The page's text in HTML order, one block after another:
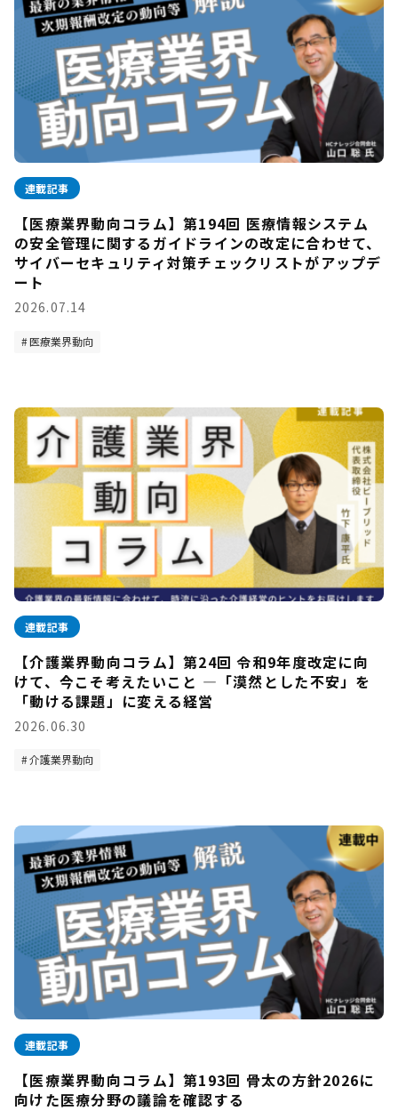
連載記事
【医療業界動向コラム】第194回 医療情報システム
の安全管理に関するガイドラインの改定に合わせて、
サイバーセキュリティ対策チェックリストがアップデ
ート
2026.07.14
医療業界動向
連載記事
【介護業界動向コラム】第24回 令和9年度改定に向
けて、今こそ考えたいこと —「漠然とした不安」を
「動ける課題」に変える経営
2026.06.30
介護業界動向
連載記事
【医療業界動向コラム】第193回 骨太の方針2026に
向けた医療分野の議論を確認する